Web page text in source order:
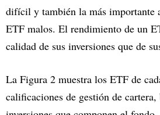
difícil y también la más importante
ETF malos. El rendimiento de un
calidad de sus inversiones que de
La Figura 2 muestra los ETF de
calificaciones de gestión de cartera,